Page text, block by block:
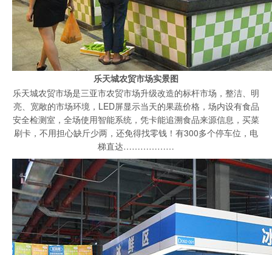
乐天城农贸市场实景图
乐天城农贸市场是三亚市农贸市场升级改造的标杆市场，整洁、明
亮、宽敞的市场环境，LED屏显示当天的果蔬价格，场内设有食品
安全检测室，全场使用智能系统，凭卡能追溯食品来源信息，买菜
刷卡，不用担心缺斤少两，还免得找零钱！有300多个停车位，电
梯直达………………